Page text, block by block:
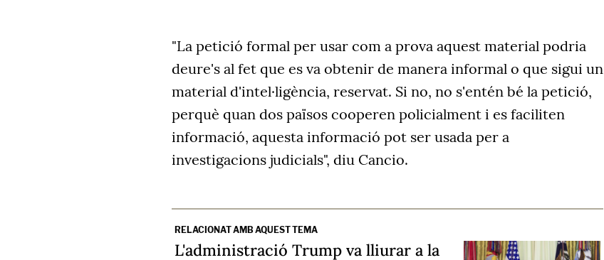
"La petició formal per usar com a prova aquest material podria
deure's al fet que es va obtenir de manera informal o que sigui un
material d'intel·ligència, reservat. Si no, no s'entén bé la petició,
perquè quan dos països cooperen policialment i es faciliten
informació, aquesta informació pot ser usada per a
investigacions judicials", diu Cancio.
RELACIONAT AMB AQUEST TEMA
L'administració Trump va lliurar a la